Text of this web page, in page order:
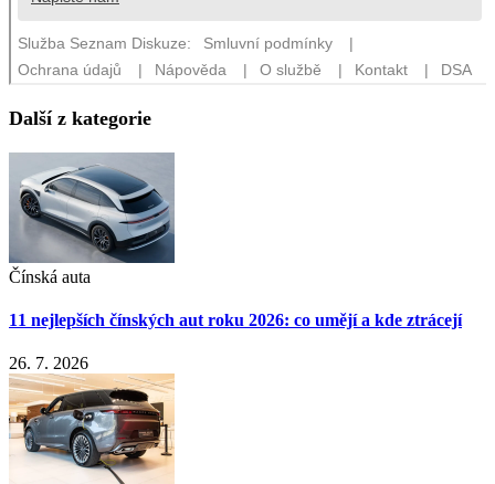
Další z kategorie
Čínská auta
11 nejlepších čínských aut roku 2026: co umějí a kde ztrácejí
26. 7. 2026